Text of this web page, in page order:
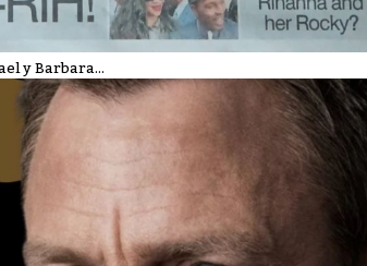
y Barbara...